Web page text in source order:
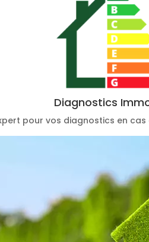
Diagnostics
pour vos diagnostics en